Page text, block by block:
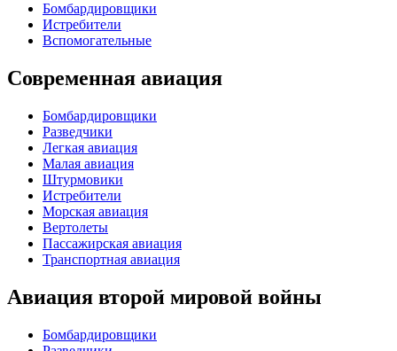
Бомбардировщики
Истребители
Вспомогательные
Современная авиация
Бомбардировщики
Разведчики
Легкая авиация
Малая авиация
Штурмовики
Истребители
Морская авиация
Вертолеты
Пассажирская авиация
Транспортная авиация
Авиация второй мировой войны
Бомбардировщики